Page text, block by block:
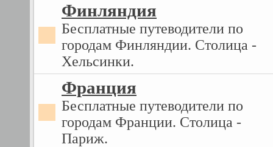
Финляндия
Бесплатные путеводители по
городам Финляндии. Столица -
Хельсинки.
Франция
Бесплатные путеводители по
городам Франции. Столица -
Париж.